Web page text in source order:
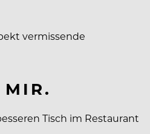
vermissende
MIR.
Tisch im Restaurant